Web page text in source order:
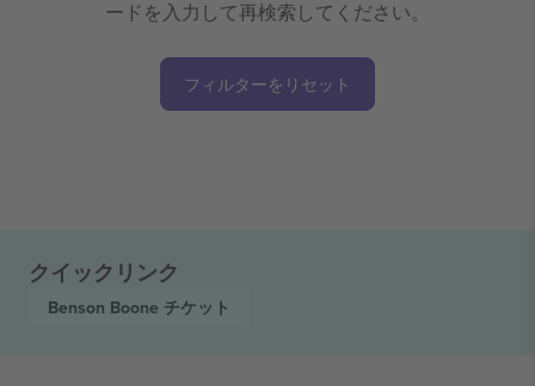
ードを入力して再検索してください。
フィルターをリセット
クイックリンク
Benson Boone チケット